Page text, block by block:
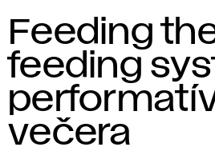
Feeding
feeding
večera